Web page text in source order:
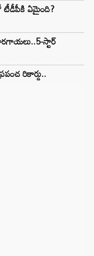
టీడీపీకి ఏమైంది?
స్టార్
రికార్డు..